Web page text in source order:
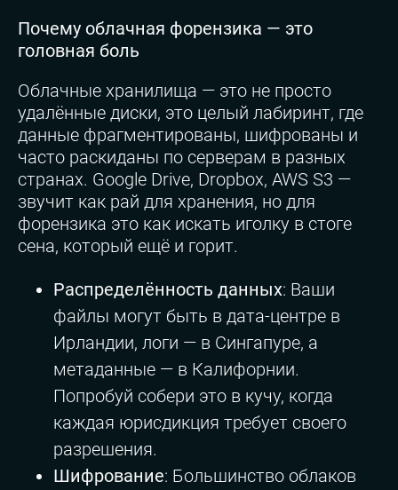
Почему облачная форензика — это
головная боль
Облачные хранилища — это не просто
удалённые диски, это целый лабиринт, где
данные фрагментированы, шифрованы и
часто раскиданы по серверам в разных
странах. Google Drive, Dropbox, AWS S3 —
звучит как рай для хранения, но для
форензика это как искать иголку в стоге
сена, который ещё и горит.
Распределённость данных: Ваши
файлы могут быть в дата-центре в
Ирландии, логи — в Сингапуре, а
метаданные — в Калифорнии.
Попробуй собери это в кучу, когда
каждая юрисдикция требует своего
разрешения.
Шифрование: Большинство облаков